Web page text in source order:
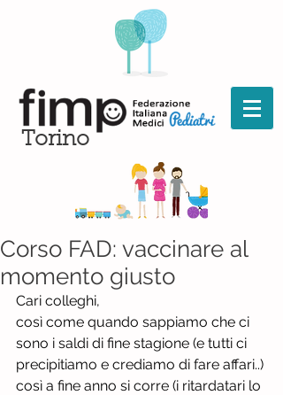
Torino
Corso FAD: vaccinare al
momento giusto
Cari colleghi,
così come quando sappiamo che ci
sono i saldi di fine stagione (e tutti ci
precipitiamo e crediamo di fare affari..)
così a fine anno si corre (i ritardatari lo